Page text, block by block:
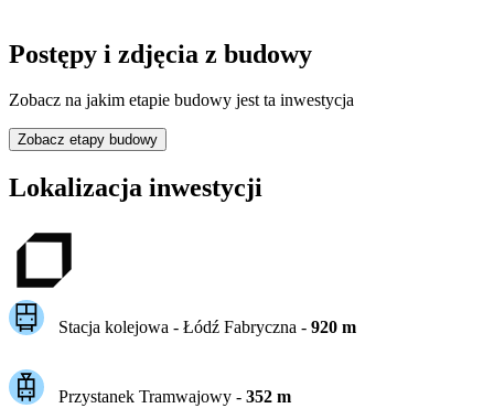
Postępy i zdjęcia z budowy
Zobacz na jakim etapie budowy jest ta inwestycja
Zobacz etapy budowy
Lokalizacja inwestycji
Stacja kolejowa - Łódź Fabryczna - 920m
Przystanek Tramwajowy - 352m